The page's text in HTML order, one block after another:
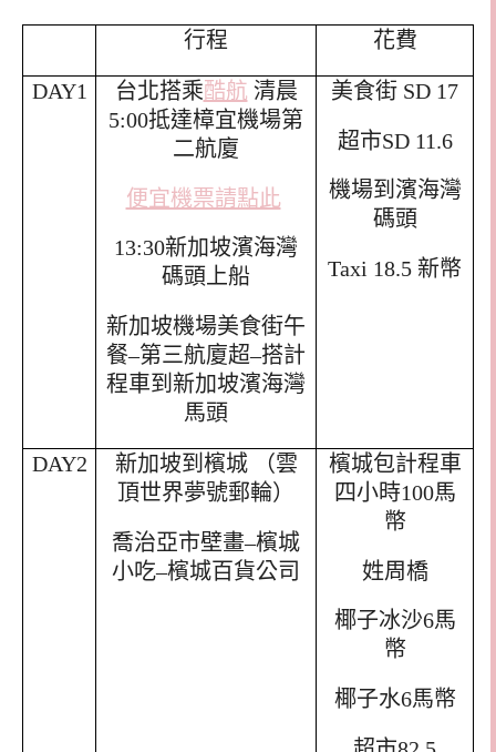
行程 花費
DAY1 台北搭乘酷航 清晨
5:00抵達樟宜機場第
二航廈
便宜機票請點此
13:30新加坡濱海灣
碼頭上船
新加坡機場美食街午
餐–第三航廈超–搭計
程車到新加坡濱海灣
馬頭
美食街 SD 17
超市SD 11.6
機場到濱海灣
碼頭
Taxi 18.5 新幣
DAY2 新加坡到檳城
（雲
頂世界夢號郵輪）
喬治亞市壁畫–檳城
小吃–檳城百貨公司
檳城包計程車
四小時100馬
幣
姓周橋
椰子冰沙6馬
幣
椰子水6馬幣